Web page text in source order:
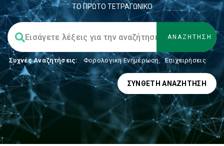
ΤΟ ΠΡΩΤΟ ΤΕΤΡΑΓΩΝΙΚΟ
Συχνές Αναζητήσεις: Φορολογικη Ενημέρωση, Επιχειρήσεις
ΣΎΝΘΕΤΗ ΑΝΑΖΉΤΗΣΗ